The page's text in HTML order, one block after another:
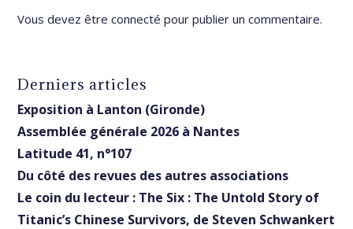
Vous devez êtreconnecté pour publier un commentaire.
Derniers articles
Exposition à Lanton (Gironde)
Assemblée générale 2026 à Nantes
Latitude 41, n°107
Du côté des revues des autres associations
Le coin du lecteur : The Six : The Untold Story of
Titanic’s Chinese Survivors, de Steven Schwankert